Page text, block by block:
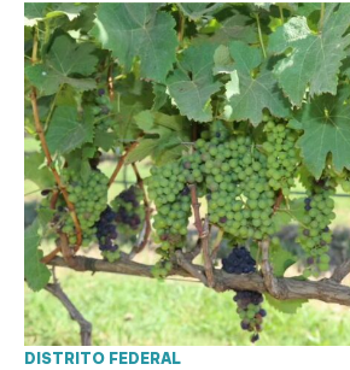
DISTRITO FEDERAL